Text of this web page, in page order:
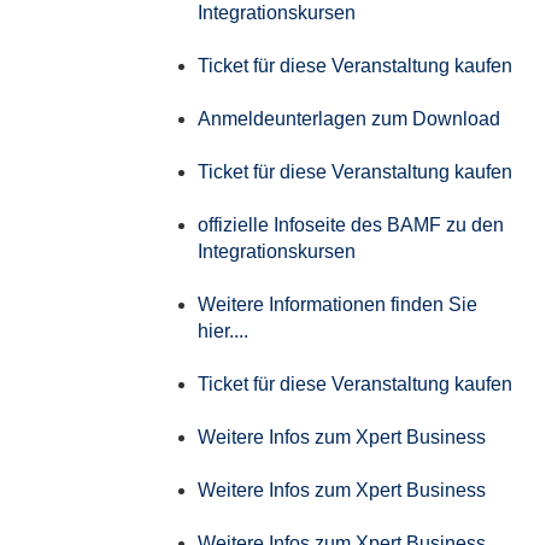
Integrationskursen
Ticket für diese Veranstaltung kaufen
Anmeldeunterlagen zum Download
Ticket für diese Veranstaltung kaufen
offizielle Infoseite des BAMF zu den
Integrationskursen
Weitere Informationen finden Sie
hier....
Ticket für diese Veranstaltung kaufen
Weitere Infos zum Xpert Business
Weitere Infos zum Xpert Business